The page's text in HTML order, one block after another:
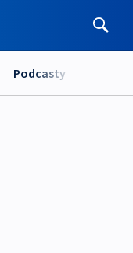
Podcasty